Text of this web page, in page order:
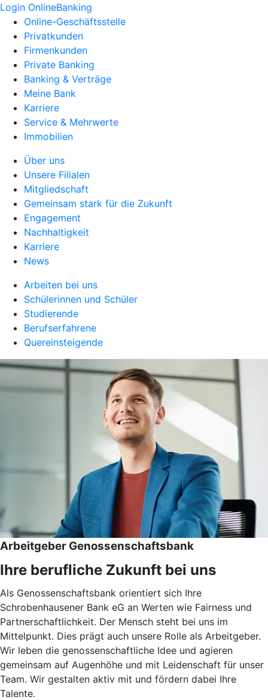
Login OnlineBanking
Online-Geschäftsstelle
Privatkunden
Firmenkunden
Private Banking
Banking & Verträge
Meine Bank
Karriere
Service & Mehrwerte
Immobilien
Über uns
Unsere Filialen
Mitgliedschaft
Gemeinsam stark für die Zukunft
Engagement
Nachhaltigkeit
Karriere
News
Arbeiten bei uns
Schülerinnen und Schüler
Studierende
Berufserfahrene
Quereinsteigende
Arbeitgeber Genossenschaftsbank
Ihre berufliche Zukunft bei uns
Als Genossenschaftsbank orientiert sich Ihre
Schrobenhausener Bank eG an Werten wie Fairness und
Partnerschaftlichkeit. Der Mensch steht bei uns im
Mittelpunkt. Dies prägt auch unsere Rolle als Arbeitgeber.
Wir leben die genossenschaftliche Idee und agieren
gemeinsam auf Augenhöhe und mit Leidenschaft für unser
Team. Wir gestalten aktiv mit und fördern dabei Ihre
Talente.